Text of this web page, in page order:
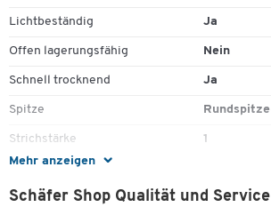
Mehr anzeigen
Lichtbeständig Ja
Offen lagerungsfähig Nein
Schnell trocknend Ja
Spitze Rundspitze
Strichstärke 1
Stück pro Paket
Wasserfest Ja
Schäfer Shop Qualität und Service